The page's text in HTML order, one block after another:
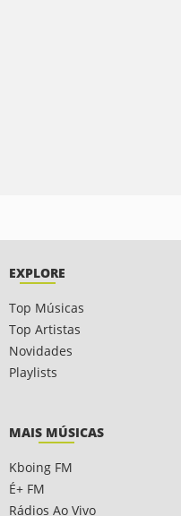
EXPLORE
Top Músicas
Top Artistas
Novidades
Playlists
MAIS MÚSICAS
Kboing FM
É+ FM
Rádios Ao Vivo